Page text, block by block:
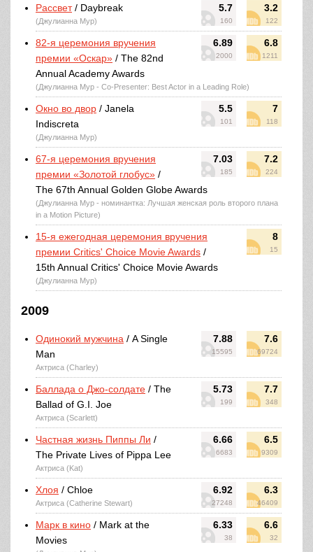
5.7
160
3.2
122
Рассвет/ Daybreak
(Джулианна Мур)
6.89
2000
6.8
1211
82-я церемония вручения
премии «Оскар» / The 82nd
Annual Academy Awards
(Джулианна Мур - Co-Presenter: Best Actor in a Leading Role)
5.5
101
7
118
Окно во двор / Janela
Indiscreta
(Джулианна Мур)
7.03
185
7.2
224
67-я церемония вручения
премии «Золотой глобус» /
The 67th Annual Golden Globe Awards
(Джулианна Мур - номинантка: Лучшая женская роль второго плана
in a Motion Picture)
8
15
15-я ежегодная церемония вручения
премии Critics' Choice Movie Awards /
15th Annual Critics' Choice Movie Awards
(Джулианна Мур)
2009
7.88
15595
7.6
69724
Одинокий мужчина / A Single
Man
Актриса (Charley)
5.73
199
7.7
348
Баллада о Джо-солдате / The
Ballad of G.I. Joe
Актриса (Scarlett)
6.66
6683
6.5
9309
Частная жизнь Пиппы Ли /
The Private Lives of Pippa Lee
Актриса (Kat)
6.92
27248
6.3
46409
Хлоя / Chloe
Актриса (Catherine Stewart)
6.33
38
6.6
32
Марк в кино / Mark at the
Movies